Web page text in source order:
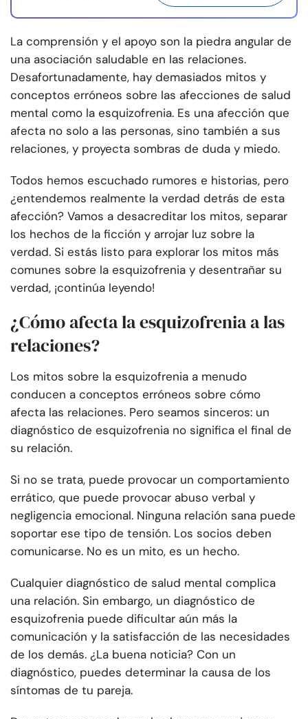
La comprensión y el apoyo son la piedra angular de
una asociación saludable en las relaciones.
Desafortunadamente, hay demasiados mitos y
conceptos erróneos sobre las afecciones de salud
mental como la esquizofrenia. Es una afección que
afecta no solo a las personas, sino también a sus
relaciones, y proyecta sombras de duda y miedo.
Todos hemos escuchado rumores e historias, pero
¿entendemos realmente la verdad detrás de esta
afección? Vamos a desacreditar los mitos, separar
los hechos de la ficción y arrojar luz sobre la
verdad. Si estás listo para explorar los mitos más
comunes sobre la esquizofrenia y desentrañar su
verdad, ¡continúa leyendo!
¿Cómo afecta la esquizofrenia a las
relaciones?
Los mitos sobre la esquizofrenia a menudo
conducen a conceptos erróneos sobre cómo
afecta las relaciones. Pero seamos sinceros: un
diagnóstico de esquizofrenia no significa el final de
su relación.
Si no se trata, puede provocar un comportamiento
errático, que puede provocar abuso verbal y
negligencia emocional. Ninguna relación sana puede
soportar ese tipo de tensión. Los socios deben
comunicarse. No es un mito, es un hecho.
Cualquier diagnóstico de salud mental complica
una relación. Sin embargo, un diagnóstico de
esquizofrenia puede dificultar aún más la
comunicación y la satisfacción de las necesidades
de los demás. ¿La buena noticia? Con un
diagnóstico, puedes determinar la causa de los
síntomas de tu pareja.